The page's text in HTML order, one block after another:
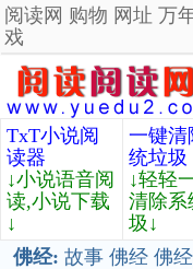
阅读网 购物 网址 万
戏
TxT小说阅
读器
↓小说语音阅
读,小说下载
↓
一键清
统垃圾
↓轻轻
清除系
圾↓
佛经: 故事 佛经 佛